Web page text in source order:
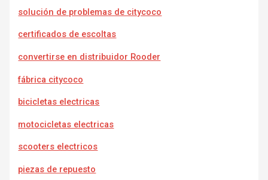
solución de problemas de citycoco
certificados de escoltas
convertirse en distribuidor Rooder
fábrica citycoco
bicicletas electricas
motocicletas electricas
scooters electricos
piezas de repuesto